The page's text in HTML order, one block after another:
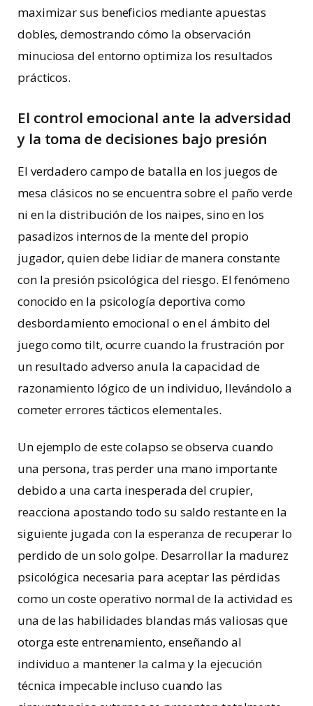
maximizar sus beneficios mediante apuestas
dobles, demostrando cómo la observación
minuciosa del entorno optimiza los resultados
prácticos.
El control emocional ante la adversidad
y la toma de decisiones bajo presión
El verdadero campo de batalla en los juegos de
mesa clásicos no se encuentra sobre el paño verde
ni en la distribución de los naipes, sino en los
pasadizos internos de la mente del propio
jugador, quien debe lidiar de manera constante
con la presión psicológica del riesgo. El fenómeno
conocido en la psicología deportiva como
desbordamiento emocional o en el ámbito del
juego como tilt, ocurre cuando la frustración por
un resultado adverso anula la capacidad de
razonamiento lógico de un individuo, llevándolo a
cometer errores tácticos elementales.
Un ejemplo de este colapso se observa cuando
una persona, tras perder una mano importante
debido a una carta inesperada del crupier,
reacciona apostando todo su saldo restante en la
siguiente jugada con la esperanza de recuperar lo
perdido de un solo golpe. Desarrollar la madurez
psicológica necesaria para aceptar las pérdidas
como un coste operativo normal de la actividad es
una de las habilidades blandas más valiosas que
otorga este entrenamiento, enseñando al
individuo a mantener la calma y la ejecución
técnica impecable incluso cuando las